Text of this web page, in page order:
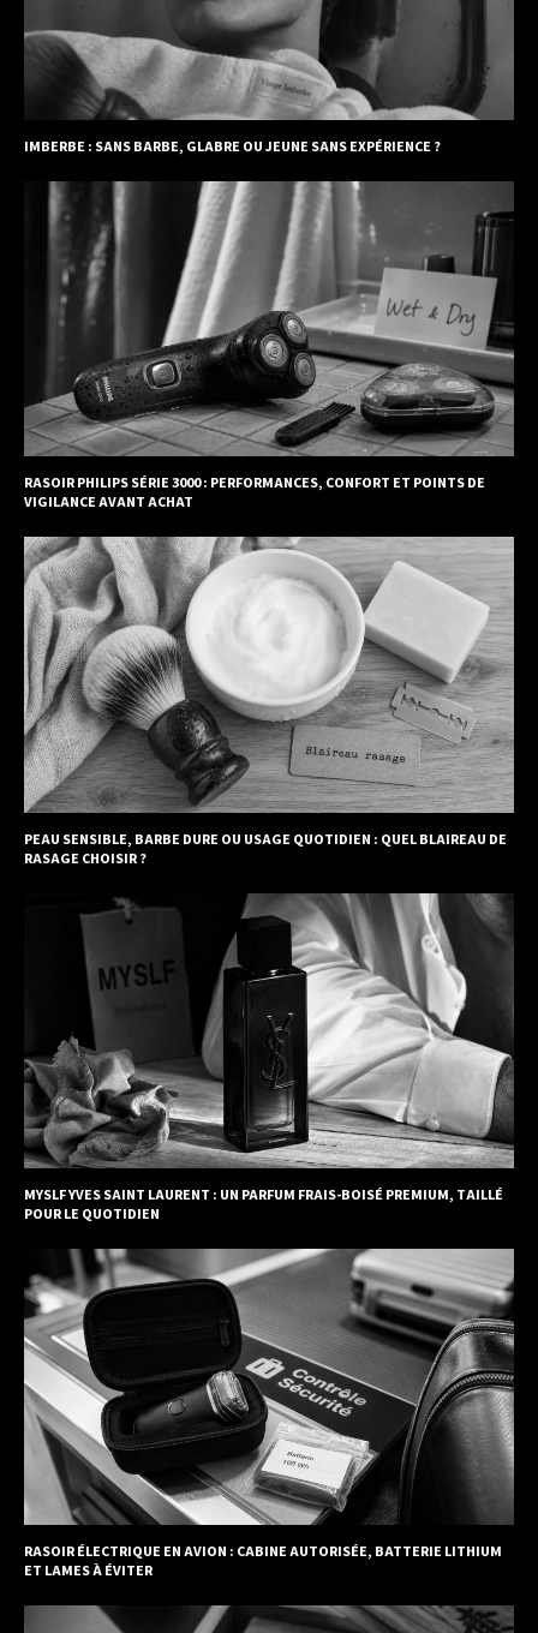
IMBERBE : SANS BARBE, GLABRE OU JEUNE SANS EXPÉRIENCE ?
RASOIR PHILIPS SÉRIE 3000 : PERFORMANCES, CONFORT ET POINTS DE
VIGILANCE AVANT ACHAT
PEAU SENSIBLE, BARBE DURE OU USAGE QUOTIDIEN : QUEL BLAIREAU DE
RASAGE CHOISIR ?
MYSLF YVES SAINT LAURENT : UN PARFUM FRAIS-BOISÉ PREMIUM, TAILLÉ
POUR LE QUOTIDIEN
RASOIR ÉLECTRIQUE EN AVION : CABINE AUTORISÉE, BATTERIE LITHIUM
ET LAMES À ÉVITER